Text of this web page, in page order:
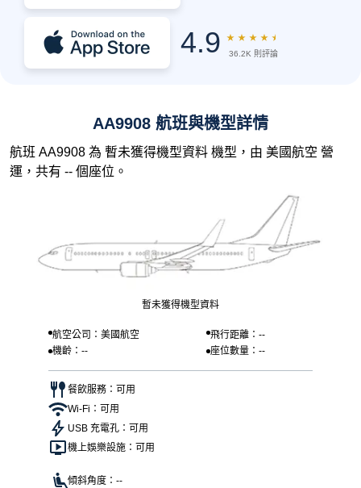
4.9 ★ ★ ★ ★ ★
36.2K 則評論
AA9908 航班與機型詳情
航班 AA9908 為 暫未獲得機型資料 機型，由 美國航空 營
運，共有 -- 個座位。
暫未獲得機型資料
航空公司：美國航空
飛行距離：--
機齡：--
座位數量：--
餐飲服務：可用
Wi-Fi：可用
USB 充電孔：可用
機上娛樂設施：可用
傾斜角度：--